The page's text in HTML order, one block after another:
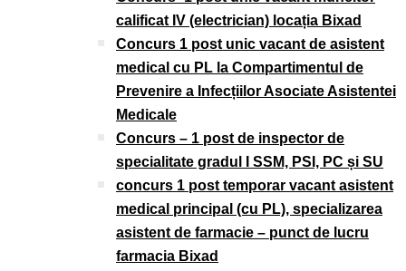
calificat IV (electrician) locația Bixad
Concurs 1 post unic vacant de asistent
medical cu PL la Compartimentul de
Prevenire a Infecțiilor Asociate Asistentei
Medicale
Concurs – 1 post de inspector de
specialitate gradul I SSM, PSI, PC și SU
concurs 1 post temporar vacant asistent
medical principal (cu PL), specializarea
asistent de farmacie – punct de lucru
farmacia Bixad